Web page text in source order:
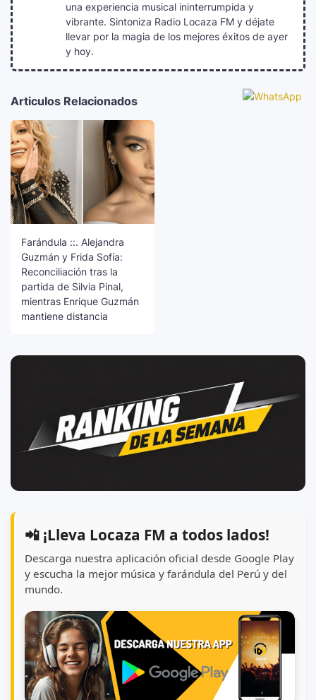
una experiencia musical ininterrumpida y
vibrante. Sintoniza Radio Locaza FM y déjate
llevar por la magia de los mejores éxitos de ayer
y hoy.
Articulos Relacionados
Farándula ::. Alejandra
Guzmán y Frida Sofía:
Reconciliación tras la
partida de Silvia Pinal,
mientras Enrique Guzmán
mantiene distancia
📲 ¡Lleva Locaza FM a todos lados!
Descarga nuestra aplicación oficial desde Google Play
y escucha la mejor música y farándula del Perú y del
mundo.